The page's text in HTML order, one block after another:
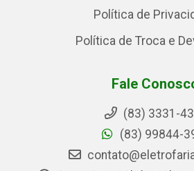
Política de
Política de Troca e
Fale
(83) 3331-
(83) 99844-